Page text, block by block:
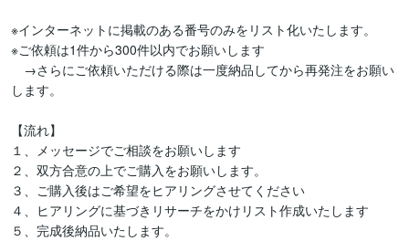
※インターネットに掲載のある番号のみをリスト化いたします。
※ご依頼は1件から300件以内でお願いします
→さらにご依頼いただける際は一度納品してから再発注をお願い
します。
【流れ】
１、メッセージでご相談をお願いします
２、双方合意の上でご購入をお願いします。
３、ご購入後はご希望をヒアリングさせてください
４、ヒアリングに基づきリサーチをかけリスト作成いたします
５、完成後納品いたします。